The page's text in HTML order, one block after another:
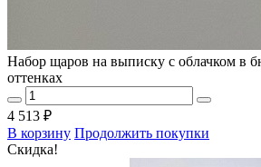
Набор щаров на выписку с облачком в
оттенках
4 513 ₽
В корзину Продолжить покупки
Скидка!